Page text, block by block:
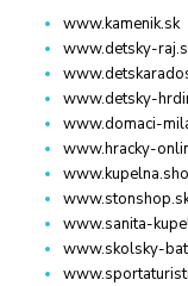
www.kamenik.sk
www.detsky-
www.detsky-
www.domaci-
www.hracky-
www.sanita-
www.skolsky-